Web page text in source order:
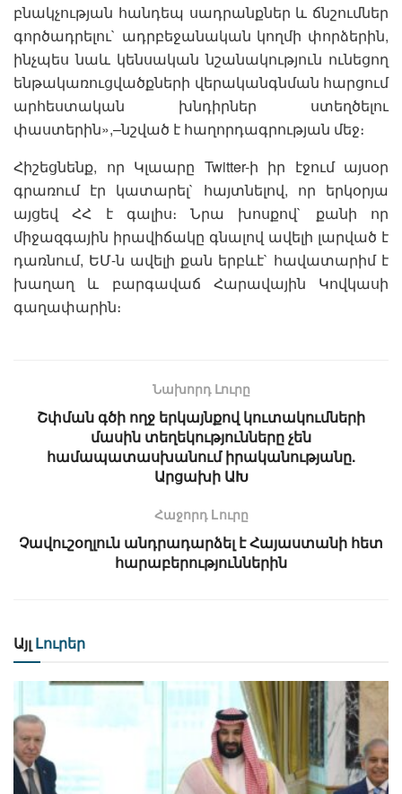
բնակչության հանդեպ սադրանքներ և ճնշումներ
գործադրելու` ադրբեջանական կողմի փորձերին,
ինչպես նաև կենսական նշանակություն ունեցող
ենթակառուցվածքների վերականգնման հարցում
արհեստական խնդիրներ ստեղծելու
փաստերին»,–նշված է հաղորդագրության մեջ։
Հիշեցնենք, որ Կլաարը Twitter-ի իր էջում այսօր
գրառում էր կատարել` հայտնելով, որ երկօրյա
այցեվ ՀՀ է գալիս։ Նրա խոսքով` քանի որ
միջազգային իրավիճակը գնալով ավելի լարված է
դառնում, ԵՄ-ն ավելի քան երբևէ` հավատարիմ է
խաղաղ և բարգավաճ Հարավային Կովկասի
գաղափարին։
Նախորդ Լուրը
Շփման գծի ողջ երկայնքով կուտակումների
մասին տեղեկությունները չեն
համապատասխանում իրականությանը.
Արցախի ԱԽ
Հաջորդ Lուրը
Չավուշօղլուն անդրադարձել է Հայաստանի հետ
հարաբերություններին
Այլ Լուրեր